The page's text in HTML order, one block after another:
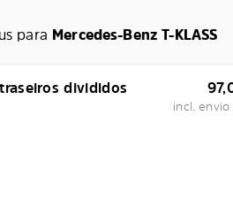
para Mercedes-Benz T-KLASS
divididos
incl. envio